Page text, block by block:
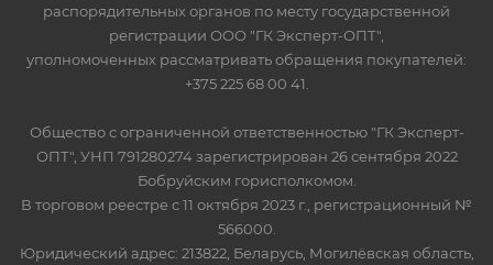
распорядительных органов по месту государственной
регистрации ООО "ГК Эксперт-ОПТ",
уполномоченных рассматривать обращения покупателей:
+375 225 68 00 41.
Общество с ограниченной ответственностью "ГК Эксперт-
ОПТ", УНП 791280274 зарегистрирован 26 сентября 2022
Бобруйским горисполкомом.
В торговом реестре с 11 октября 2023 г., регистрационный №
566000.
Юридический адрес: 213822, Беларусь, Могилёвская область,